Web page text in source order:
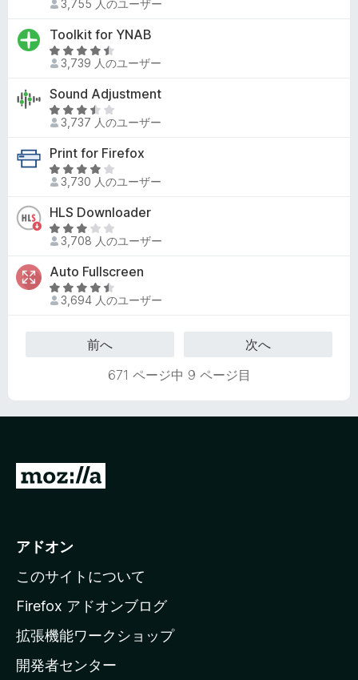
評
4
の
評
段
階
中
5
評
価
3,755 人のユーザー
Toolkit for YNAB
5
段
階
中
4
7
の
評
3,739 人のユーザー
Sound Adjustment
5
段
階
中
3
4
の
評
3,737 人のユーザー
Print for Firefox
5
段
階
中
3
8
の
評
3,730 人のユーザー
HLS Downloader
5
段
階
中
2
3,708 人のユーザー
Auto Fullscreen
5
段3,694 人のユーザー
前へ
次へ
671 ページ中 9 ページ目
M
i
l
a
ホ
ー
アドオン
このサイトについて
Firefox アドオンブログ
拡張機能ワークショップ
開発者センター